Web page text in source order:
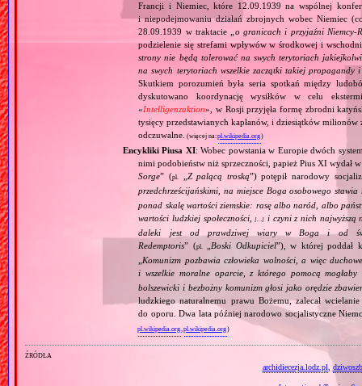
Francji i Niemiec, które 12.09.1939 na wspólnej
i niepodejmowaniu działań zbrojnych wobec Niemiec
28.09.1939 w traktacie „ o granicach i przyjaźni
podzielenie się strefami wpływów w środkowej i
strony nie będą tolerować na swych terytoriach
na swych terytoriach wszelkie zaczątki takiej
Skutkiem porozumień była seria spotkań między
dyskutowano koordynację wysiłków w celu
«Intelligenzaktion», w Rosji przyjęła formę zbrodni
tysięcy przedstawianych kapłanów, i dziesiątków
odczuwalne. (więcej na:pl.wikipedia.org)
Encykliki Piusa XI: Wobec powstania w Europie dwóch
nimi podobieństw niż sprzeczności, papież Pius XI
Sorge” (pl. Z palącą troską”) potępił narodowy
przedchrześcijańskimi, na miejsce Boga osobowego
ponad skalę wartości ziemskie: rasę albo naród, albo
wartości ludzkiej społeczności,[…] i czyni z nich najwyższą
daleki jest od prawdziwej wiary w Boga i od
Redemptoris” (pl. Boski Odkupiciel”), w której poddał
Komunizm pozbawia człowieka wolności, a więc
i wszelkie moralne oparcie, z którego pomocą
bolszewicki i bezbożny komunizm głosi jako orędzie
ludzkiego naturalnemu prawu Bożemu, zalecał
do oporu. Dwa lata później narodowo socjalistyczne
pl.wikipedia.org,pl.wikipedia.org)
źródła
archidiecezja.lodz.pl